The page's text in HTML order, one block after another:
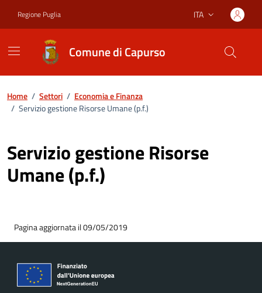
Regione Puglia Lingua attiva:
ITA
Comune di Capurso
Home / Settori / Economia e Finanza
/ Servizio gestione Risorse Umane (p.f.)
Servizio gestione Risorse
Umane (p.f.)
Pagina aggiornata il 09/05/2019